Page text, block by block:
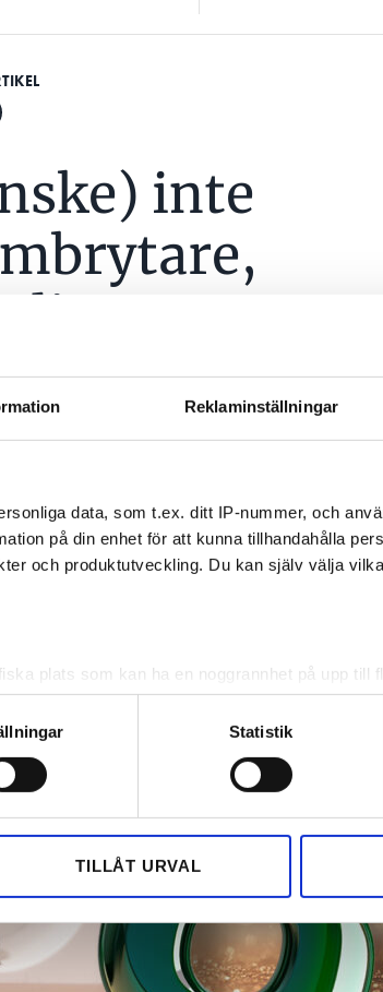
Reklaminställningar
data, som t.ex. ditt IP-nummer, och
på din enhet för att kunna tillhandahålla
och produktutveckling. Du kan själv välja
plats som kan ha en noggrannhet på upp till
skanna den för specifika kännetecken
behandlas och ställ in dina preferenser i
från cookie-förklaringen.
även sådana identifierare och
som vi samarbetar med. Dessa kan i
Statistik
TILLÅT URVAL
inte